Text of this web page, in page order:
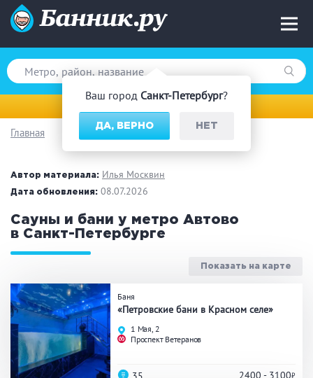
Ваш город Санкт-Петербург?
ДА, ВЕРНО НЕТ
Вид парной
Русская баня
Финская сауна
На дровах
Загородный отдых
Премиум бани
Праздник/Корпоратив
Главная
Автор материала: Илья Москвин
Дата обновления: 08.07.2026
Сауны и бани у метро Автово
в Санкт-Петербурге
Показать на карте
Баня
«Петровские бани в Красном селе»
1 Мая, 2
Проспект Ветеранов
2400 - 3100